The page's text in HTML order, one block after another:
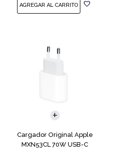
Cargador Original Apple
MXN53CL 70W USB-C